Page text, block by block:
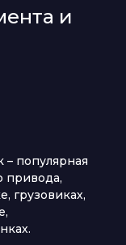
и
– популярная
привода,
грузовиках,